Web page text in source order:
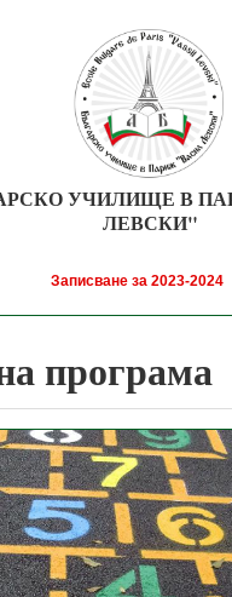
УЧИЛИЩЕ В
ЛЕВСКИ"
Записване за 2023-2024
програма